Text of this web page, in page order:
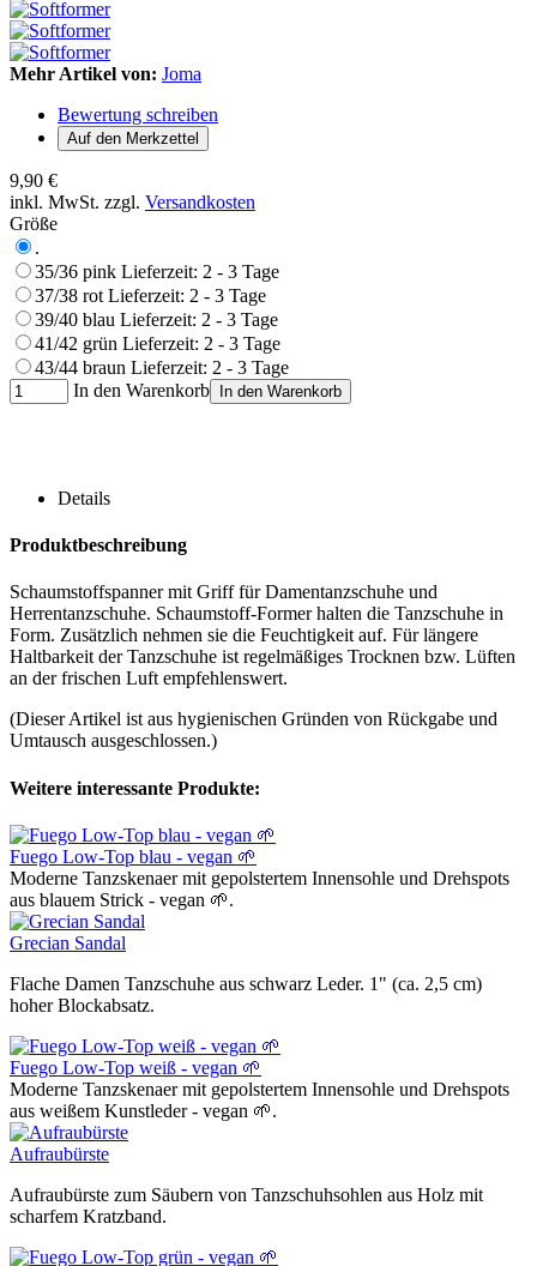
Mehr Artikel von: Joma
Bewertung schreiben
9,90 €
inkl. MwSt. zzgl. Versandkosten
Größe
.
35/36 pink Lieferzeit: 2 - 3 Tage
37/38 rot Lieferzeit: 2 - 3 Tage
39/40 blau Lieferzeit: 2 - 3 Tage
41/42 grün Lieferzeit: 2 - 3 Tage
43/44 braun Lieferzeit: 2 - 3 Tage
In den Warenkorb
In den Warenkorb
Details
Produktbeschreibung
Schaumstoffspanner mit Griff für Damentanzschuhe und
Herrentanzschuhe. Schaumstoff-Former halten die Tanzschuhe in
Form. Zusätzlich nehmen sie die Feuchtigkeit auf. Für längere
Haltbarkeit der Tanzschuhe ist regelmäßiges Trocknen bzw. Lüften
an der frischen Luft empfehlenswert.
(Dieser Artikel ist aus hygienischen Gründen von Rückgabe und
Umtausch ausgeschlossen.)
Weitere interessante Produkte:
Fuego Low-Top blau - vegan 🌱
Moderne Tanzskenaer mit gepolstertem Innensohle und Drehspots
aus blauem Strick - vegan 🌱.
Grecian Sandal
Flache Damen Tanzschuhe aus schwarz Leder. 1" (ca. 2,5 cm)
hoher Blockabsatz.
Fuego Low-Top weiß - vegan 🌱
Moderne Tanzskenaer mit gepolstertem Innensohle und Drehspots
aus weißem Kunstleder - vegan 🌱.
Aufraubürste
Aufraubürste zum Säubern von Tanzschuhsohlen aus Holz mit
scharfem Kratzband.